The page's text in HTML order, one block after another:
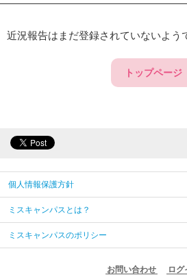
近況報告はまだ登録されていないよう
トップページ
個人情報保護方針
ミスキャンパスとは？
ミスキャンパスのポリシー
お問い合わせ ログ